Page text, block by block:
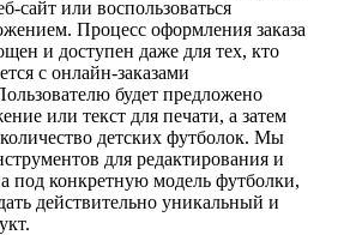
сайт или воспользоваться
Процесс оформления заказа
и доступен даже для тех, кто
с онлайн-заказами
будет предложено
или текст для печати, а затем
детских футболок. Мы
для редактирования и
под конкретную модель футболки,
действительно уникальный и